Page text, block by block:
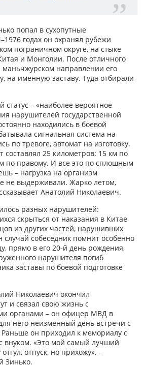
попал в сухопутные
годах он охранял рубежи
пограничном округе, на стыке
и Монголии. После отличного
маньчжурском направлении его
на именную заставу. Туда отбирали
статус – «наиболее вероятное
нарушителей государственной
находились в боевой
сигнальная система на
по тревоге, автомат на изготовку.
25 километров: 15 км по
по правому. И все это по сплошным
– нагрузка на организм
не выдерживали. Жарко летом,
Анатолий Николаевич.
разных нарушителей:
скрыться от наказания в Китае
из других частей, нарушивших
случай собеседник помнит особенно
прямо в его 20-й день рождения,
нарушителя погиб
заставы по боевой подготовке
Николаевич окончил
и связал свою жизнь с
органами – он офицер МВД в
него неизменный день встречи с
он приходил к мемориалу с
внуком. «Это мой самый лучший
отпуск, но прихожу», –
Зинько.